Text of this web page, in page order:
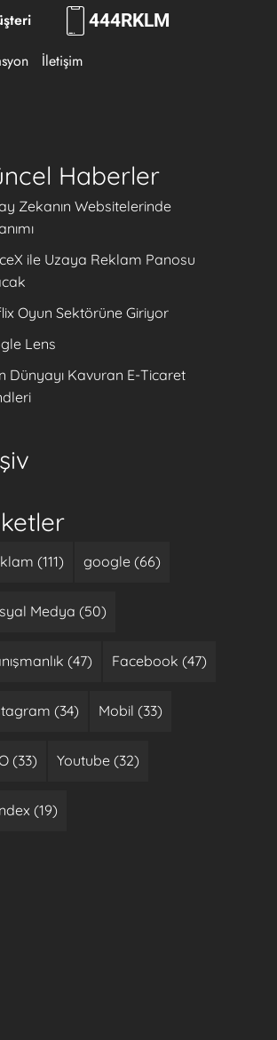
444RKLM
İletişim
Haberler
Zekanın Websitelerinde
ile Uzaya Reklam Panosu
Oyun Sektörüne Giriyor
Lens
Dünyayı Kavuran E-Ticaret
(111) google (66)
Medya (50)
(47) Facebook (47)
(34) Mobil (33)
(33) Youtube (32)
(19)